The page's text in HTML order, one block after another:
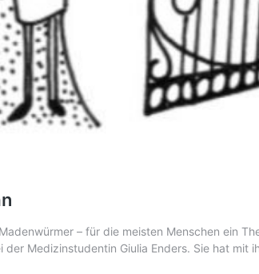
– für die meisten Menschen ein
Medizinstudentin Giulia Enders. Sie hat mit